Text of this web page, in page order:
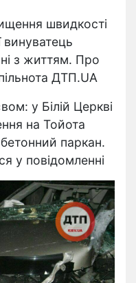
швидкості
винуватець
з життям. Про
ДТП.UA
у Білій Церкві
на Тойота
паркан.
у повідомленні